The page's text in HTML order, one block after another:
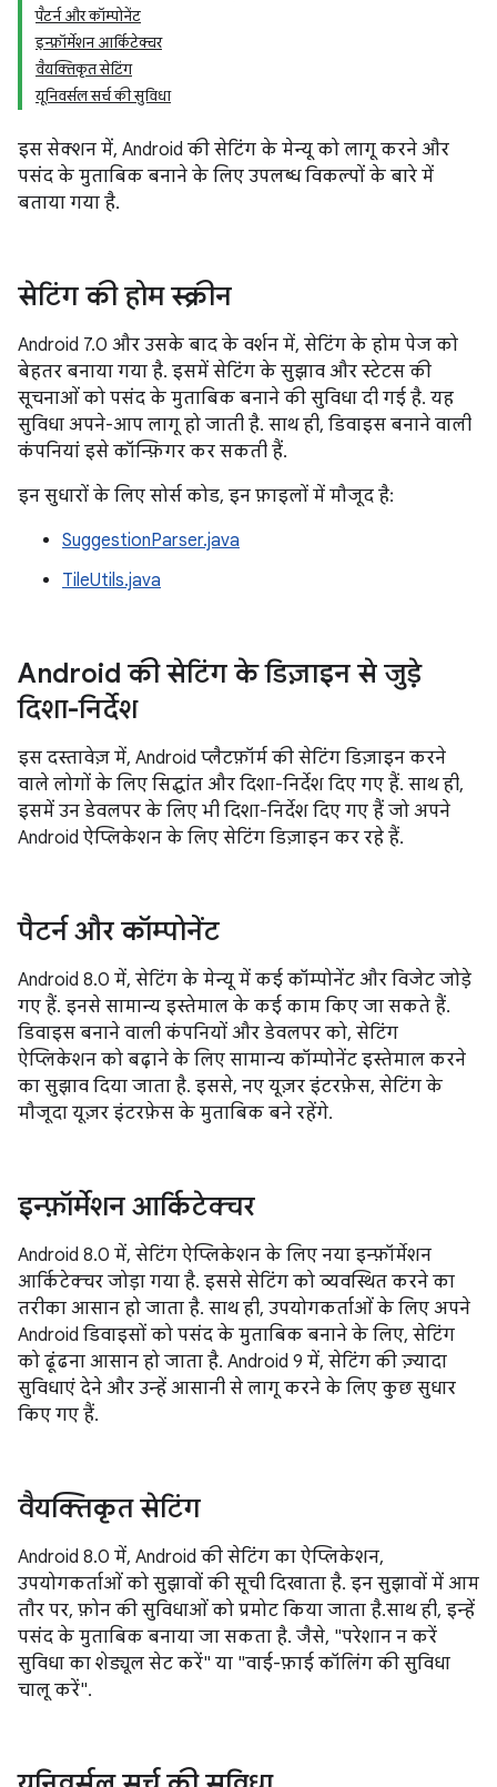
पैटर्न और कॉम्पोनेंट
इन्फ़ॉर्मेशन आर्किटेक्चर
वैयक्तिकृत सेटिंग
यूनिवर्सल सर्च की सुविधा
इस सेक्शन में, Android की सेटिंग के मेन्यू को लागू करने और
पसंद के मुताबिक बनाने के लिए उपलब्ध विकल्पों के बारे में
बताया गया है.
सेटिंग की होम स्क्रीन
Android 7.0 और उसके बाद के वर्शन में, सेटिंग के होम पेज को
बेहतर बनाया गया है. इसमें सेटिंग के सुझाव और स्टेटस की
सूचनाओं को पसंद के मुताबिक बनाने की सुविधा दी गई है. यह
सुविधा अपने-आप लागू हो जाती है. साथ ही, डिवाइस बनाने वाली
कंपनियां इसे कॉन्फ़िगर कर सकती हैं.
इन सुधारों के लिए सोर्स कोड, इन फ़ाइलों में मौजूद है:
SuggestionParser.java
TileUtils.java
Android की सेटिंग के डिज़ाइन से जुड़े
दिशा-निर्देश
इस दस्तावेज़ में, Android प्लैटफ़ॉर्म की सेटिंग डिज़ाइन करने
वाले लोगों के लिए सिद्धांत और दिशा-निर्देश दिए गए हैं. साथ ही,
इसमें उन डेवलपर के लिए भी दिशा-निर्देश दिए गए हैं जो अपने
Android ऐप्लिकेशन के लिए सेटिंग डिज़ाइन कर रहे हैं.
पैटर्न और कॉम्पोनेंट
Android 8.0 में, सेटिंग के मेन्यू में कई कॉम्पोनेंट और विजेट जोड़े
गए हैं. इनसे सामान्य इस्तेमाल के कई काम किए जा सकते हैं.
डिवाइस बनाने वाली कंपनियों और डेवलपर को, सेटिंग
ऐप्लिकेशन को बढ़ाने के लिए सामान्य कॉम्पोनेंट इस्तेमाल करने
का सुझाव दिया जाता है. इससे, नए यूज़र इंटरफ़ेस, सेटिंग के
मौजूदा यूज़र इंटरफ़ेस के मुताबिक बने रहेंगे.
इन्फ़ॉर्मेशन आर्किटेक्चर
Android 8.0 में, सेटिंग ऐप्लिकेशन के लिए नया इन्फ़ॉर्मेशन
आर्किटेक्चर जोड़ा गया है. इससे सेटिंग को व्यवस्थित करने का
तरीका आसान हो जाता है. साथ ही, उपयोगकर्ताओं के लिए अपने
Android डिवाइसों को पसंद के मुताबिक बनाने के लिए, सेटिंग
को ढूंढना आसान हो जाता है. Android 9 में, सेटिंग की ज़्यादा
सुविधाएं देने और उन्हें आसानी से लागू करने के लिए कुछ सुधार
किए गए हैं.
वैयक्तिकृत सेटिंग
Android 8.0 में, Android की सेटिंग का ऐप्लिकेशन,
उपयोगकर्ताओं को सुझावों की सूची दिखाता है. इन सुझावों में आम
तौर पर, फ़ोन की सुविधाओं को प्रमोट किया जाता है.साथ ही, इन्हें
पसंद के मुताबिक बनाया जा सकता है. जैसे, "परेशान न करें
सुविधा का शेड्यूल सेट करें" या "वाई-फ़ाई कॉलिंग की सुविधा
चालू करें".